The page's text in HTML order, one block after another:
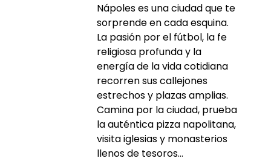
Nápoles es una ciudad que te
sorprende en cada esquina.
La pasión por el fútbol, la fe
religiosa profunda y la
energía de la vida cotidiana
recorren sus callejones
estrechos y plazas amplias.
Camina por la ciudad, prueba
la auténtica pizza napolitana,
visita iglesias y monasterios
llenos de tesoros...